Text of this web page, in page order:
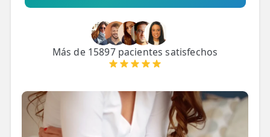
✨ Fisioestética
✨ Radiofrecuencia INDIBA
✨ Drenaje Linfático Manual
✨ Cicatrices y Estrías
Más de 15897 pacientes satisfechos